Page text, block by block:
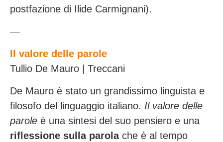
postfazione di Ilide Carmignani).
—
Il valore delle parole
Tullio De Mauro | Treccani
De Mauro è stato un grandissimo linguista e
filosofo del linguaggio italiano. Il valore delle
parole è una sintesi del suo pensiero e una
riflessione sulla parolache è al tempo